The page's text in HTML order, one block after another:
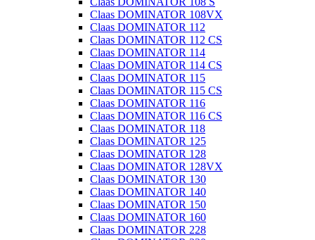
Claas DOMINATOR 108VX
Claas DOMINATOR 112
Claas DOMINATOR 112 CS
Claas DOMINATOR 114
Claas DOMINATOR 114 CS
Claas DOMINATOR 115
Claas DOMINATOR 115 CS
Claas DOMINATOR 116
Claas DOMINATOR 116 CS
Claas DOMINATOR 118
Claas DOMINATOR 125
Claas DOMINATOR 128
Claas DOMINATOR 128VX
Claas DOMINATOR 130
Claas DOMINATOR 140
Claas DOMINATOR 150
Claas DOMINATOR 160
Claas DOMINATOR 228